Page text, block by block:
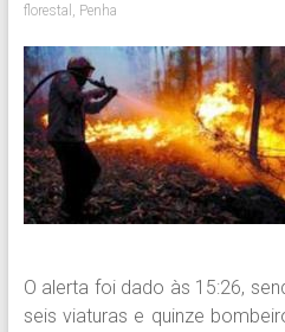
florestal , Penha
O alerta foi dado às 15:26,
seis viaturas e quinze